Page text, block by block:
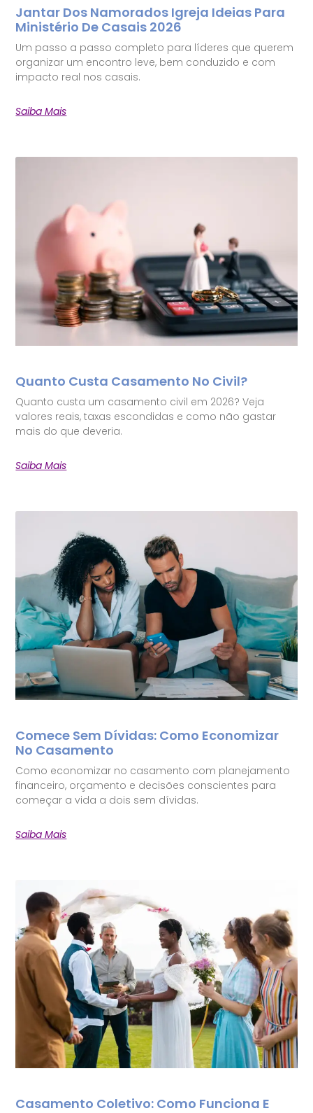
Jantar Dos Namorados Igreja Ideias Para
Ministério De Casais 2026
Um passo a passo completo para líderes que querem
organizar um encontro leve, bem conduzido e com
impacto real nos casais.
Saiba Mais
Quanto Custa Casamento No Civil?
Quanto custa um casamento civil em 2026? Veja
valores reais, taxas escondidas e como não gastar
mais do que deveria.
Saiba Mais
Comece Sem Dívidas: Como Economizar
No Casamento
Como economizar no casamento com planejamento
financeiro, orçamento e decisões conscientes para
começar a vida a dois sem dívidas.
Saiba Mais
Casamento Coletivo: Como Funciona E